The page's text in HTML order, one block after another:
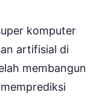
komputer
artifisial di
membangun